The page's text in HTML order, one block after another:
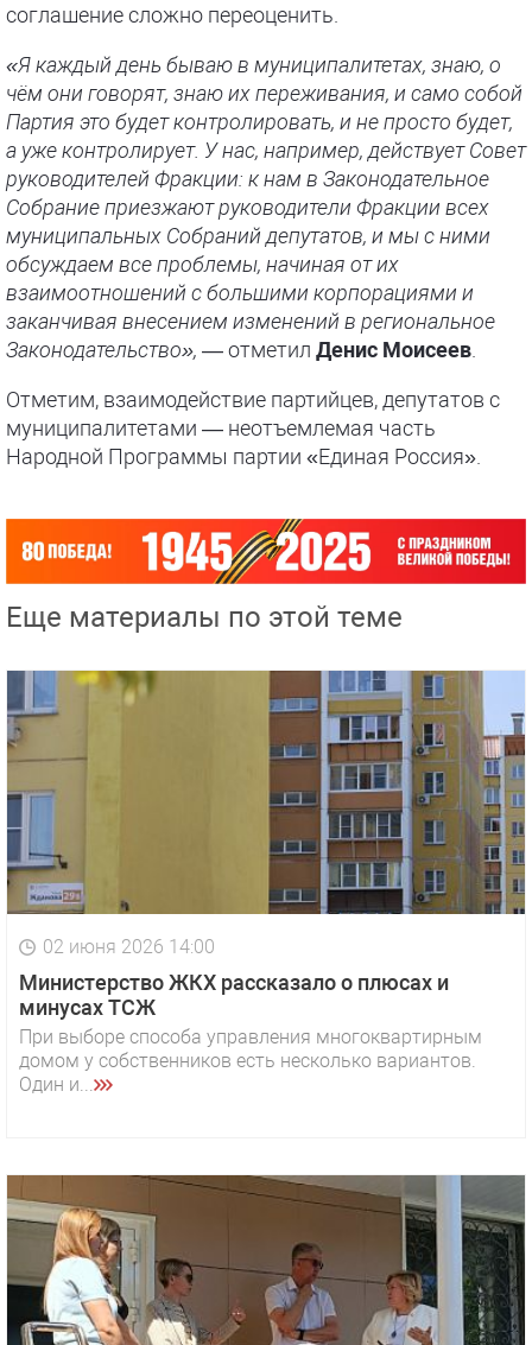
соглашение сложно переоценить.
«Я каждый день бываю в муниципалитетах, знаю, о
чём они говорят, знаю их переживания, и само собой
Партия это будет контролировать, и не просто будет,
а уже контролирует. У нас, например, действует Совет
руководителей Фракции: к нам в Законодательное
Собрание приезжают руководители Фракции всех
муниципальных Собраний депутатов, и мы с ними
обсуждаем все проблемы, начиная от их
взаимоотношений с большими корпорациями и
заканчивая внесением изменений в региональное
Законодательство», — отметил Денис Моисеев
Отметим, взаимодействие партийцев, депутатов с
муниципалитетами — неотъемлемая часть
Народной Программы партии «Единая Россия».
Еще материалы по этой теме
02 июня 2026 14:00
Министерство ЖКХ рассказало о плюсах и
минусах ТСЖ
При выборе способа управления многоквартирным
домом у собственников есть несколько вариантов.
Один и...